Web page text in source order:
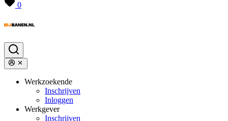
0
Werkzoekende
Inschrijven
Inloggen
Werkgever
Inschrijven